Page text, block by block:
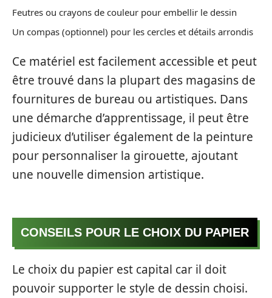
Feutres ou crayons de couleur pour embellir le dessin
Un compas (optionnel) pour les cercles et détails arrondis
Ce matériel est facilement accessible et peut
être trouvé dans la plupart des magasins de
fournitures de bureau ou artistiques. Dans
une démarche d’apprentissage, il peut être
judicieux d’utiliser également de la peinture
pour personnaliser la girouette, ajoutant
une nouvelle dimension artistique.
CONSEILS POUR LE CHOIX DU PAPIER
Le choix du papier est capital car il doit
pouvoir supporter le style de dessin choisi.